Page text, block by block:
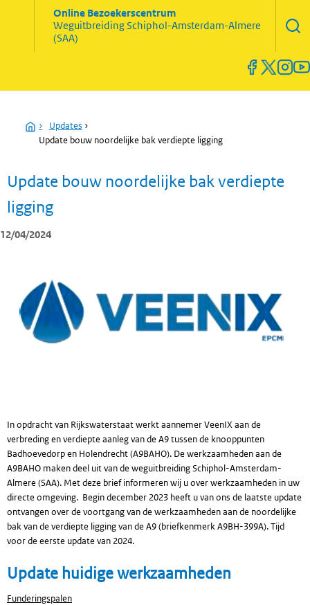
Online Bezoekerscentrum
WeguitbreidingSchiphol-Amsterdam-Almere
(SAA)
Home
› Updates ›
Update bouw noordelijke bak verdiepte ligging
Update bouw noordelijke bak verdiepte
ligging
12/04/2024
In opdracht van Rijkswaterstaat werkt aannemer VeenIX aan de
verbreding en verdiepte aanleg van de A9 tussen de knooppunten
Badhoevedorp en Holendrecht (A9BAHO). De werkzaamheden aan de
A9BAHO maken deel uit van de weguitbreiding Schiphol-Amsterdam-
Almere (SAA). Met deze brief informeren wij u over werkzaamheden in uw
directe omgeving. Begin december 2023 heeft u van ons de laatste update
ontvangen over de voortgang van de werkzaamheden aan de noordelijke
bak van de verdiepte ligging van de A9 (briefkenmerk A9BH-399A). Tijd
voor de eerste update van 2024.
Update huidige werkzaamheden
Funderingspalen